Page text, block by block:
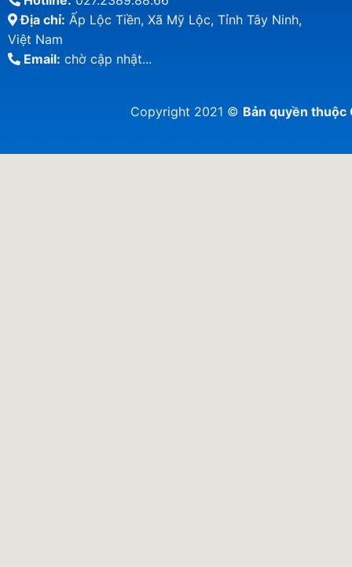
Địa chỉ: Ấp Lộc Tiền, Xã Mỹ Lộc, Tỉnh Tây Ninh,
Việt Nam
Email: chờ cập nhật...
Copyright 2021 © Bản quyền thuộc